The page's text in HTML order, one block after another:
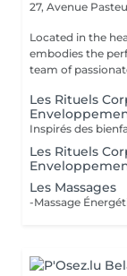
27, Avenue
Located in the
embodies the
team of
Les Rituels
Les Rituels
Les Massages